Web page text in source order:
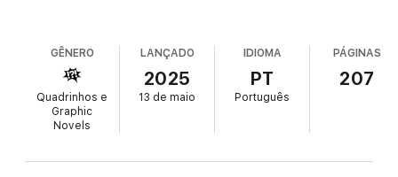
GÊNERO
Quadrinhos e
Graphic
Novels
LANÇADO
2025
13 de maio
IDIOMA
PT
Português
PÁGINAS
207